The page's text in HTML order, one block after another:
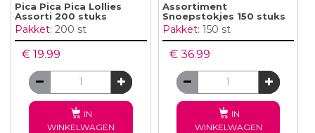
Pica Pica Pica Lollies
Assorti 200 stuks
Pakket: 200 st
€ 19.99
IN
WINKELWAGEN
Assortiment
Snoepstokjes 150 stuks
Pakket: 150 st
€ 36.99
IN
WINKELWAGEN